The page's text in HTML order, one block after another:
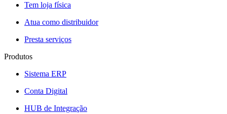
Tem loja física
Atua como distribuidor
Presta serviços
Produtos
Sistema ERP
Conta Digital
HUB de Integração